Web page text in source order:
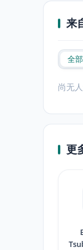
来
全部
尚无
更